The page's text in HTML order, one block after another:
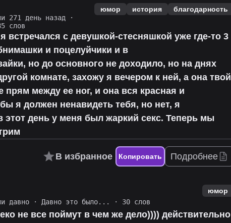
271 день назад ·
слов
юмор история благодарность
встречался с девушкой-стесняшкой уже где-то 3
и поцелуйчики и в
но до основного не доходило, но на днях
комнате, захожу я вечером к ней, а она твой
прям между ее ног, и она вся красная и
я должен ненавидеть тебя, но нет, я
этот день у меня был жаркий секс. Теперь мы
В избранное Копировать Подробнее
давно · Давно это было... · 30 слов
юмор
не все поймут в чем же дело)))) действительно